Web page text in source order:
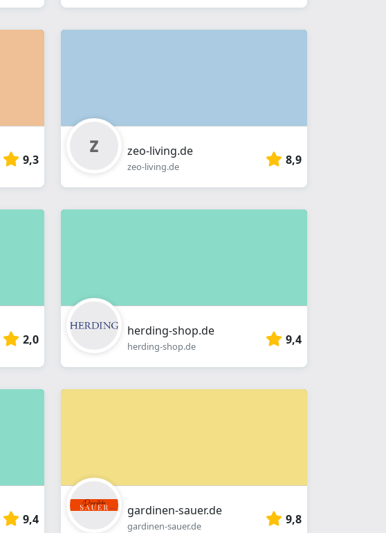
9,3
zeo-living.de
zeo-living.de 8,9
2,0
herding-shop.de
herding-shop.de 9,4
9,4
gardinen-sauer.de
gardinen-sauer.de 9,8